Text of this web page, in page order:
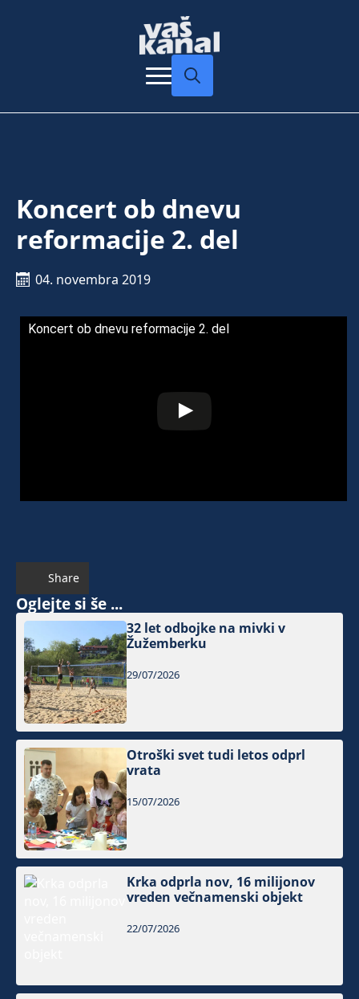
Koncert ob dnevu
reformacije 2. del
04. novembra 2019
Koncert ob dnevu reformacije 2. del
Share
Oglejte si še ...
32 let odbojke na mivki v
Žužemberku
29/07/2026
Otroški svet tudi letos odprl
vrata
15/07/2026
Krka odprla nov, 16 milijonov
vreden večnamenski objekt
22/07/2026